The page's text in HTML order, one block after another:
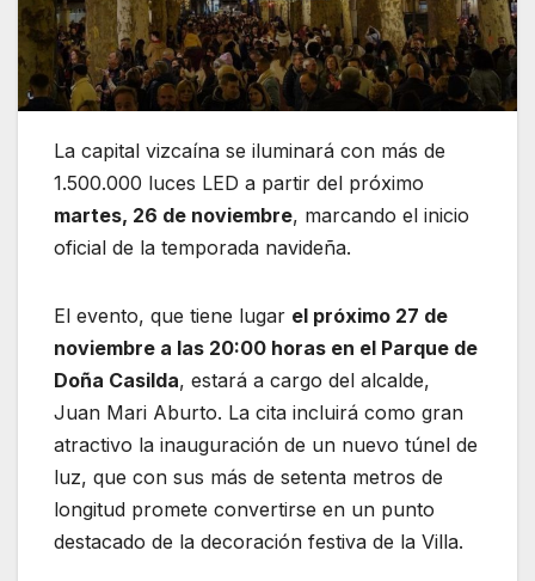
La capital vizcaína se iluminará con más de
1.500.000 luces LED a partir del próximo
martes, 26 de noviembre, marcando el inicio
oficial de la temporada navideña.
El evento, que tiene lugar el próximo 27 de
noviembre a las 20:00 horas en el Parque de
Doña Casilda, estará a cargo del alcalde,
Juan Mari Aburto. La cita incluirá como gran
atractivo la inauguración de un nuevo túnel de
luz, que con sus más de setenta metros de
longitud promete convertirse en un punto
destacado de la decoración festiva de la Villa.